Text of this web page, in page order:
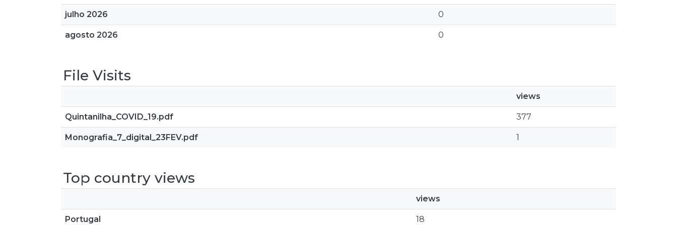
julho 2026 0
agosto 2026 0
File Visits
views
Quintanilha_COVID_19.pdf 377
Monografia_7_digital_23FEV.pdf 1
Top country views
views
Portugal 18